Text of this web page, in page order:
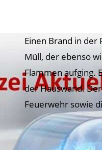
Einen Brand in
Müll, der ebenso
Flammen aufging.
der Hauswand.
Feuerwehr sowie